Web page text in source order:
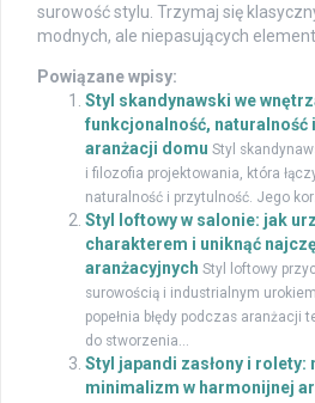
surowość stylu. Trzymaj się
modnych, ale niepasujących
Powiązane wpisy:
Styl skandynawski we
funkcjonalność, naturalność
aranżacji domu Styl
i filozofia projektowania, która
naturalność i przytulność. Jego
Styl loftowy w salonie: jak
charakterem i uniknąć
aranżacyjnych Styl loftowy
surowością i industrialnym
popełnia błędy podczas aranżacji
do stworzenia...
Styl japandi zasłony i rolety:
minimalizm w harmonijnej